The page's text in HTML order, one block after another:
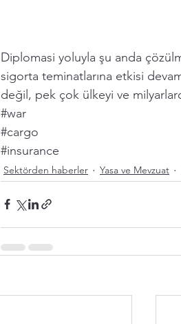
Diplomasi yoluyla şu anda
sigorta teminatlarına etkisi
değil, pek çok ülkeyi ve
#war
#cargo
#insurance
Sektörden haberler Yasa ve Mevzuat